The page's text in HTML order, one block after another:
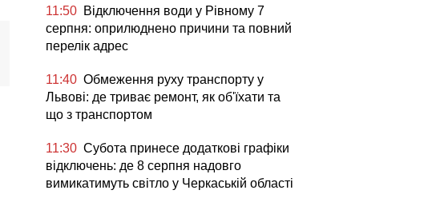
11:50 Відключення води у Рівному 7
серпня: оприлюднено причини та повний
перелік адрес
11:40 Обмеження руху транспорту у
Львові: де триває ремонт, як об'їхати та
що з транспортом
11:30 Субота принесе додаткові графіки
відключень: де 8 серпня надовго
вимикатимуть світло у Черкаській області